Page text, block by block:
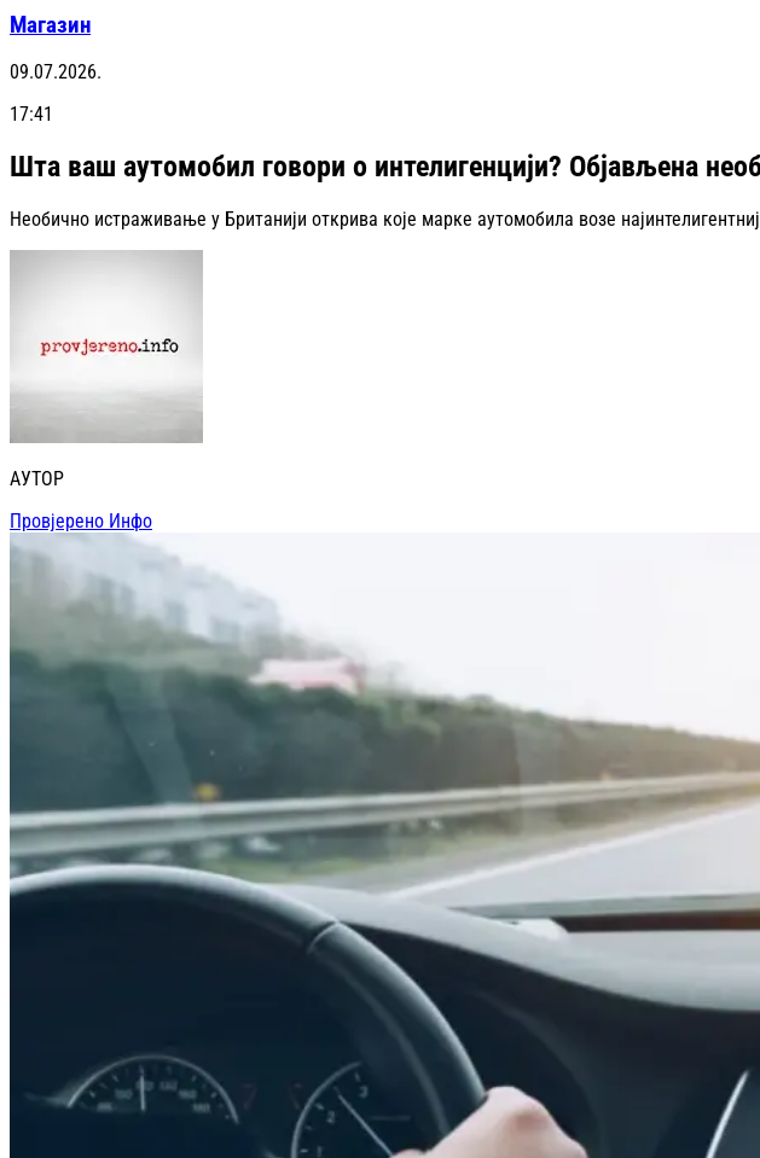
Магазин
09.07.2026.
17:41
Шта ваш аутомобил говори о интелигенцији? Објављена
Необично истраживање у Британији открива које марке аутомобила возе
АУТОР
Провјерено Инфо